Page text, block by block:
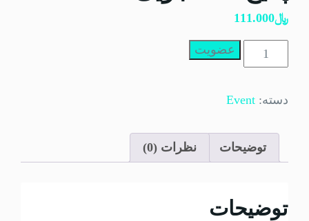
﷼111.000
دانشجویی
عضویت
دسته: Event
توضیحات نظرات (0)
توضیحات